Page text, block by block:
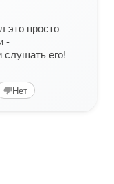
это просто
-
слушать его!
Нет